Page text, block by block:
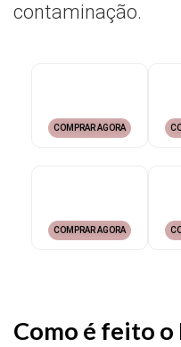
contaminação.
COMPRAR AGORA
COMPRAR AGORA
Como é feito